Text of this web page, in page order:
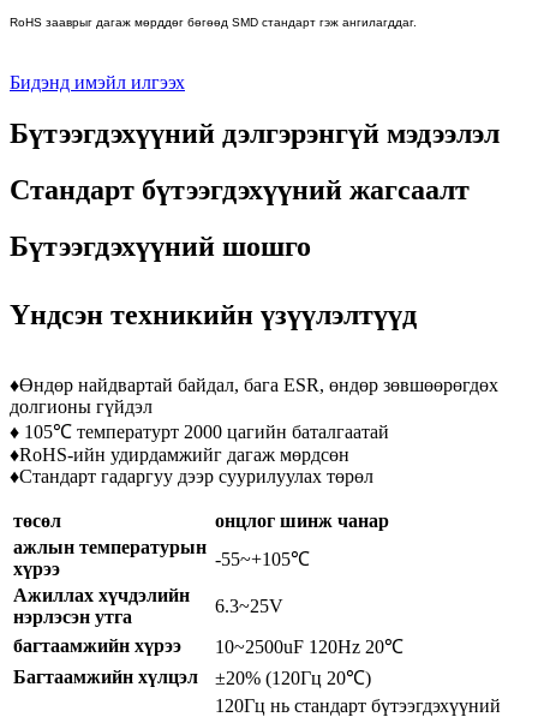
RoHS зааврыг дагаж мөрддөг бөгөөд SMD стандарт гэж ангилагддаг.
Бидэнд имэйл илгээх
Бүтээгдэхүүний дэлгэрэнгүй мэдээлэл
Стандарт бүтээгдэхүүний жагсаалт
Бүтээгдэхүүний шошго
Үндсэн техникийн үзүүлэлтүүд
♦Өндөр найдвартай байдал, бага ESR, өндөр зөвшөөрөгдөх
долгионы гүйдэл
♦ 105℃ температурт 2000 цагийн баталгаатай
♦RoHS-ийн удирдамжийг дагаж мөрдсөн
♦Стандарт гадаргуу дээр суурилуулах төрөл
төсөл
онцлог шинж чанар
ажлын температурын
хүрээ
-55~+105℃
Ажиллах хүчдэлийн
нэрлэсэн утга
6.3~25V
багтаамжийн хүрээ
10~2500uF 120Hz 20℃
Багтаамжийн хүлцэл
±20% (120Гц 20℃)
120Гц нь стандарт бүтээгдэхүүний